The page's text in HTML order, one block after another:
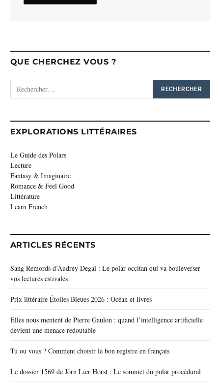
QUE CHERCHEZ VOUS ?
EXPLORATIONS LITTÉRAIRES
Le Guide des Polars
Lecture
Fantasy & Imaginaire
Romance & Feel Good
Littérature
Learn French
ARTICLES RÉCENTS
Sang Remords d’Audrey Degal : Le polar occitan qui va bouleverser
vos lectures estivales
Prix littéraire Étoiles Bleues 2026 : Océan et livres
Elles nous mentent de Pierre Gaulon : quand l’intelligence artificielle
devient une menace redoutable
Tu ou vous ? Comment choisir le bon registre en français
Le dossier 1569 de Jörn Lier Horst : Le sommet du polar procédural